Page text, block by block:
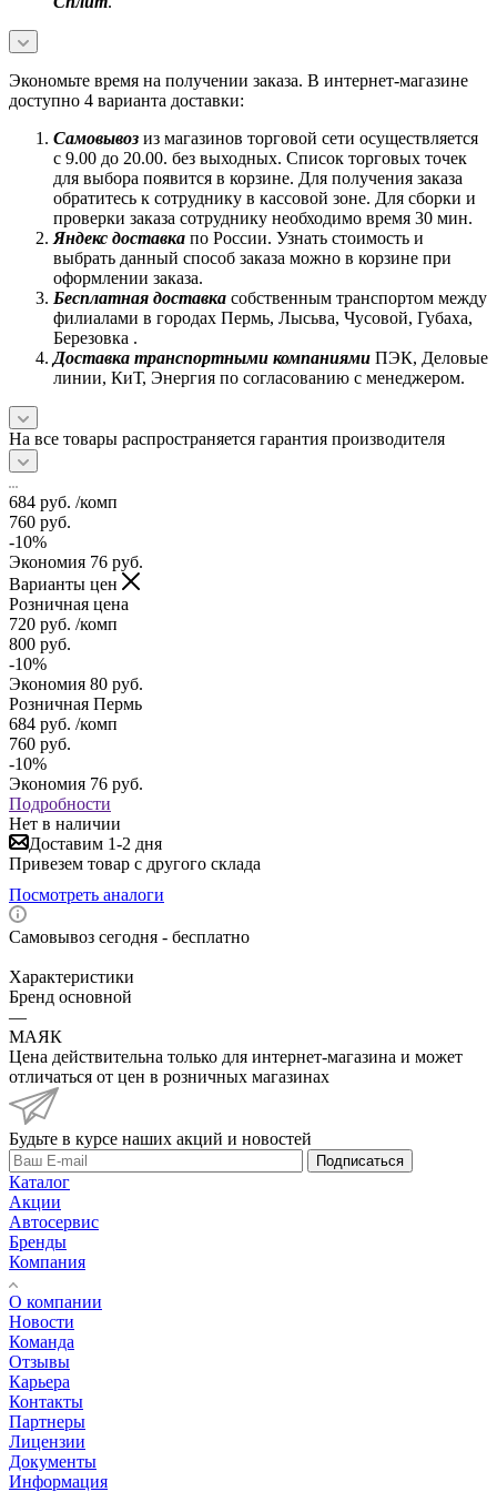
Экономьте время на получении заказа. В интернет-магазине
доступно 4 варианта доставки:
Самовывоз из магазинов торговой сети осуществляется
с 9.00 до 20.00. без выходных. Список торговых точек
для выбора появится в корзине. Для получения заказа
обратитесь к сотруднику в кассовой зоне. Для сборки и
проверки заказа сотруднику необходимо время 30 мин.
Яндекс доставка по России. Узнать стоимость и
выбрать данный способ заказа можно в корзине при
оформлении заказа.
Бесплатная доставка собственным транспортом между
филиалами в городах Пермь, Лысьва, Чусовой, Губаха,
Березовка .
Доставка транспортными компаниями ПЭК, Деловые
линии, КиТ, Энергия по согласованию с менеджером.
На все товары распространяется гарантия производителя
684 руб. /комп
760 руб.
-10%
Экономия 76 руб.
Варианты цен
Розничная цена
720 руб. /комп
800 руб.
-10%
Экономия 80 руб.
Розничная Пермь
684 руб. /комп
760 руб.
-10%
Экономия 76 руб.
Подробности
Нет в наличии
Доставим 1-2 дня
Привезем товар с другого склада
Посмотреть аналоги
Самовывоз сегодня - бесплатно
Характеристики
Бренд основной
—
МАЯК
Цена действительна только для интернет-магазина и может
отличаться от цен в розничных магазинах
Будьте в курсе наших акций и новостей
Подписаться
Каталог
Акции
Автосервис
Бренды
Компания
О компании
Новости
Команда
Отзывы
Карьера
Контакты
Партнеры
Лицензии
Документы
Информация